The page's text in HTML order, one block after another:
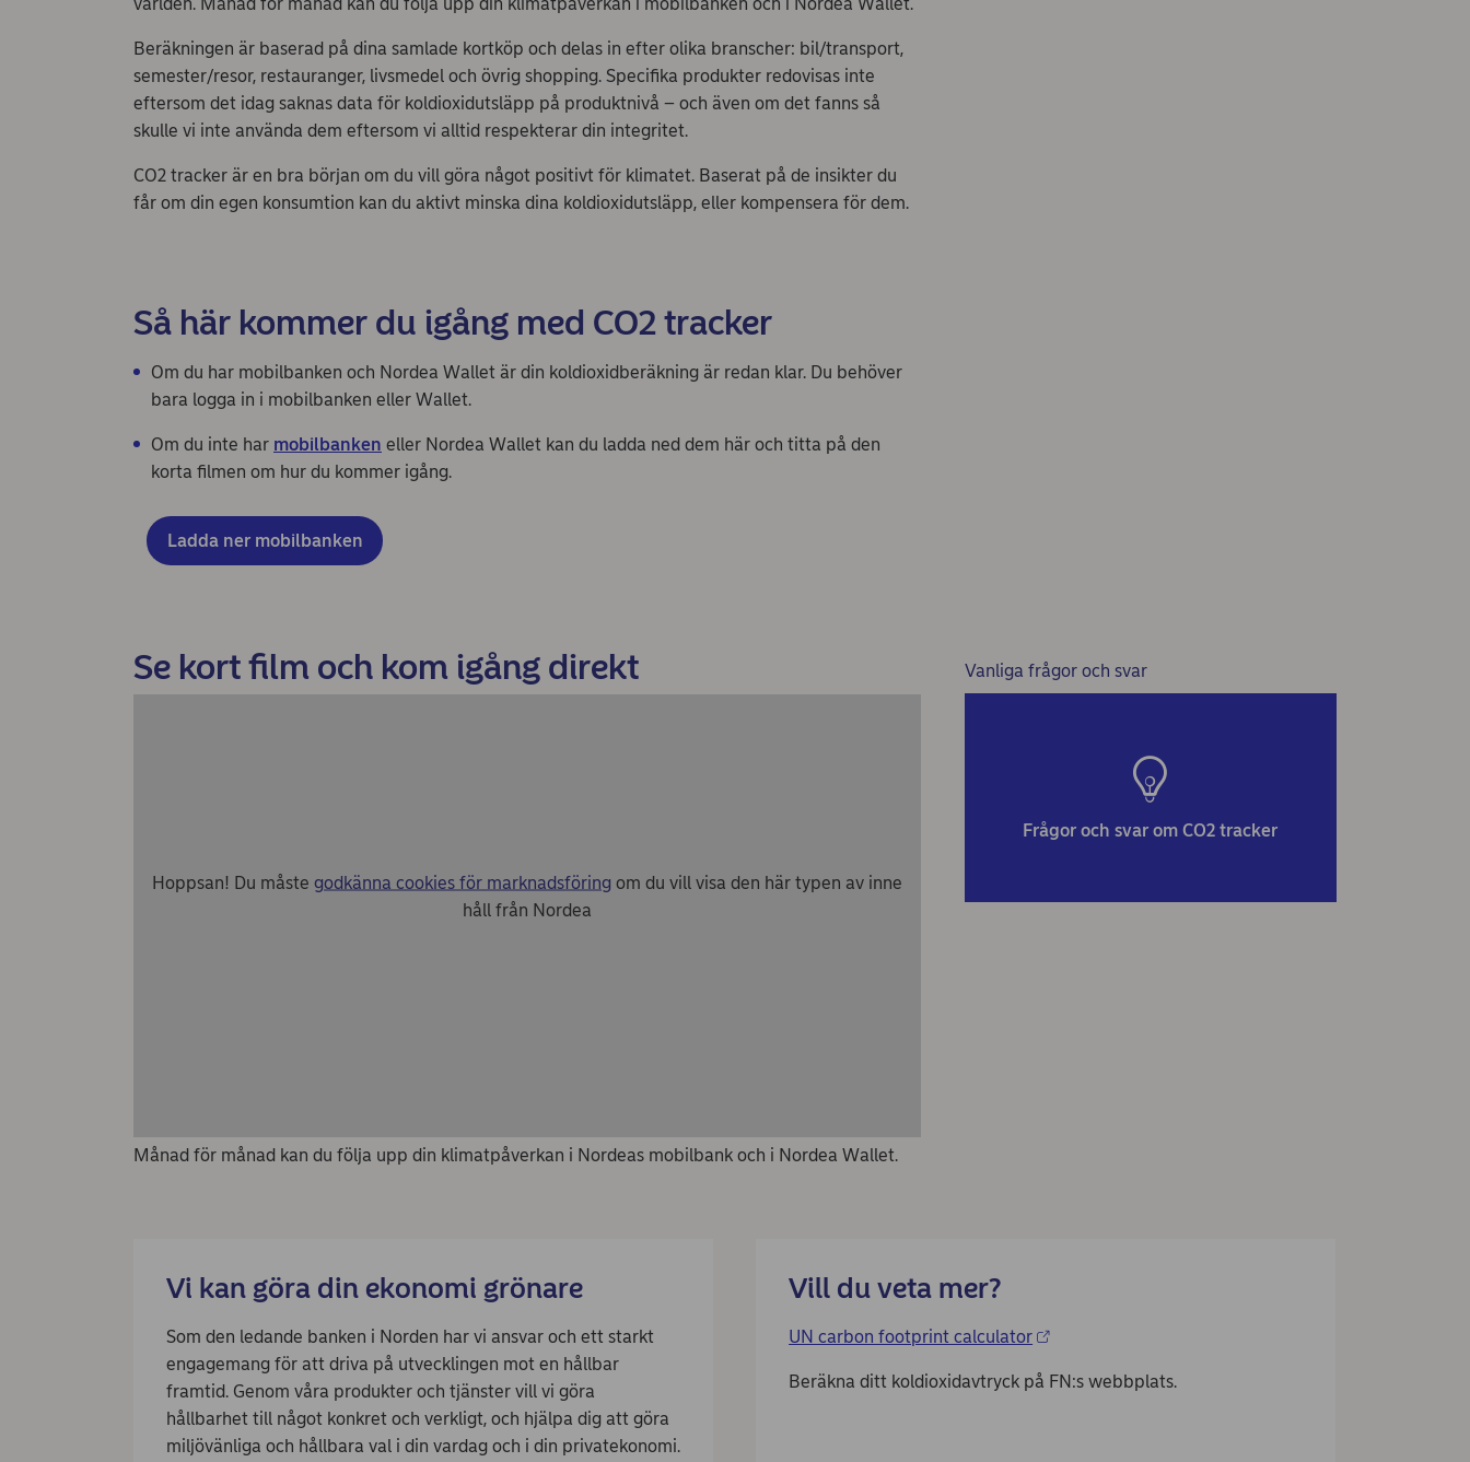
Beräkningen är baserad på dina samlade kortköp och delas in efter olika branscher: bil/transport,
semester/resor, restauranger, livsmedel och övrig shopping. Specifika produkter redovisas inte
eftersom det idag saknas data för koldioxidutsläpp på produktnivå – och även om det fanns så
skulle vi inte använda dem eftersom vi alltid respekterar din integritet.
CO2 tracker är en bra början om du vill göra något positivt för klimatet. Baserat på de insikter du
får om din egen konsumtion kan du aktivt minska dina koldioxidutsläpp, eller kompensera för dem.
Så här kommer du igång med CO2 tracker
Om du har mobilbanken och Nordea Wallet är din koldioxidberäkning är redan klar. Du behöver
bara logga in i mobilbanken eller Wallet.
Om du inte har mobilbanken eller Nordea Wallet kan du ladda ned dem här och titta på den
korta filmen om hur du kommer igång.
Ladda ner mobilbanken
Se kort film och kom igång direkt
Hoppsan! Du måste godkänna cookies för marknadsföring om du vill visa den här typen av inne
håll från Nordea
Månad för månad kan du följa upp din klimatpåverkan i Nordeas mobilbank och i Nordea Wallet.
Vanliga frågor och svar
Frågor och svar om CO2 tracker
Vi kan göra din ekonomi grönare
Som den ledande banken i Norden har vi ansvar och ett starkt
engagemang för att driva på utvecklingen mot en hållbar
framtid. Genom våra produkter och tjänster vill vi göra
hållbarhet till något konkret och verkligt, och hjälpa dig att göra
miljövänliga och hållbara val i din vardag och i din privatekonomi.
Vill du veta mer?
UN carbon footprint calculator
Beräkna ditt koldioxidavtryck på FN:s webbplats.